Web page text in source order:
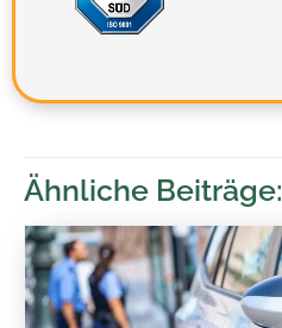
Ähnliche Beiträge: